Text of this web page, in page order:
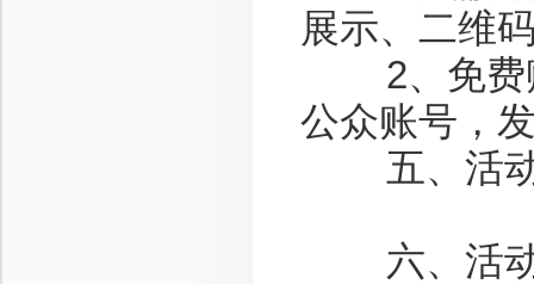
展示、二维
2、免费赠
公众账号，
五、活动
六、活